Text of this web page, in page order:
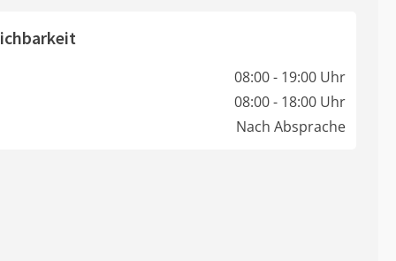
08:00 - 19:00 Uhr
08:00 - 18:00 Uhr
Nach Absprache